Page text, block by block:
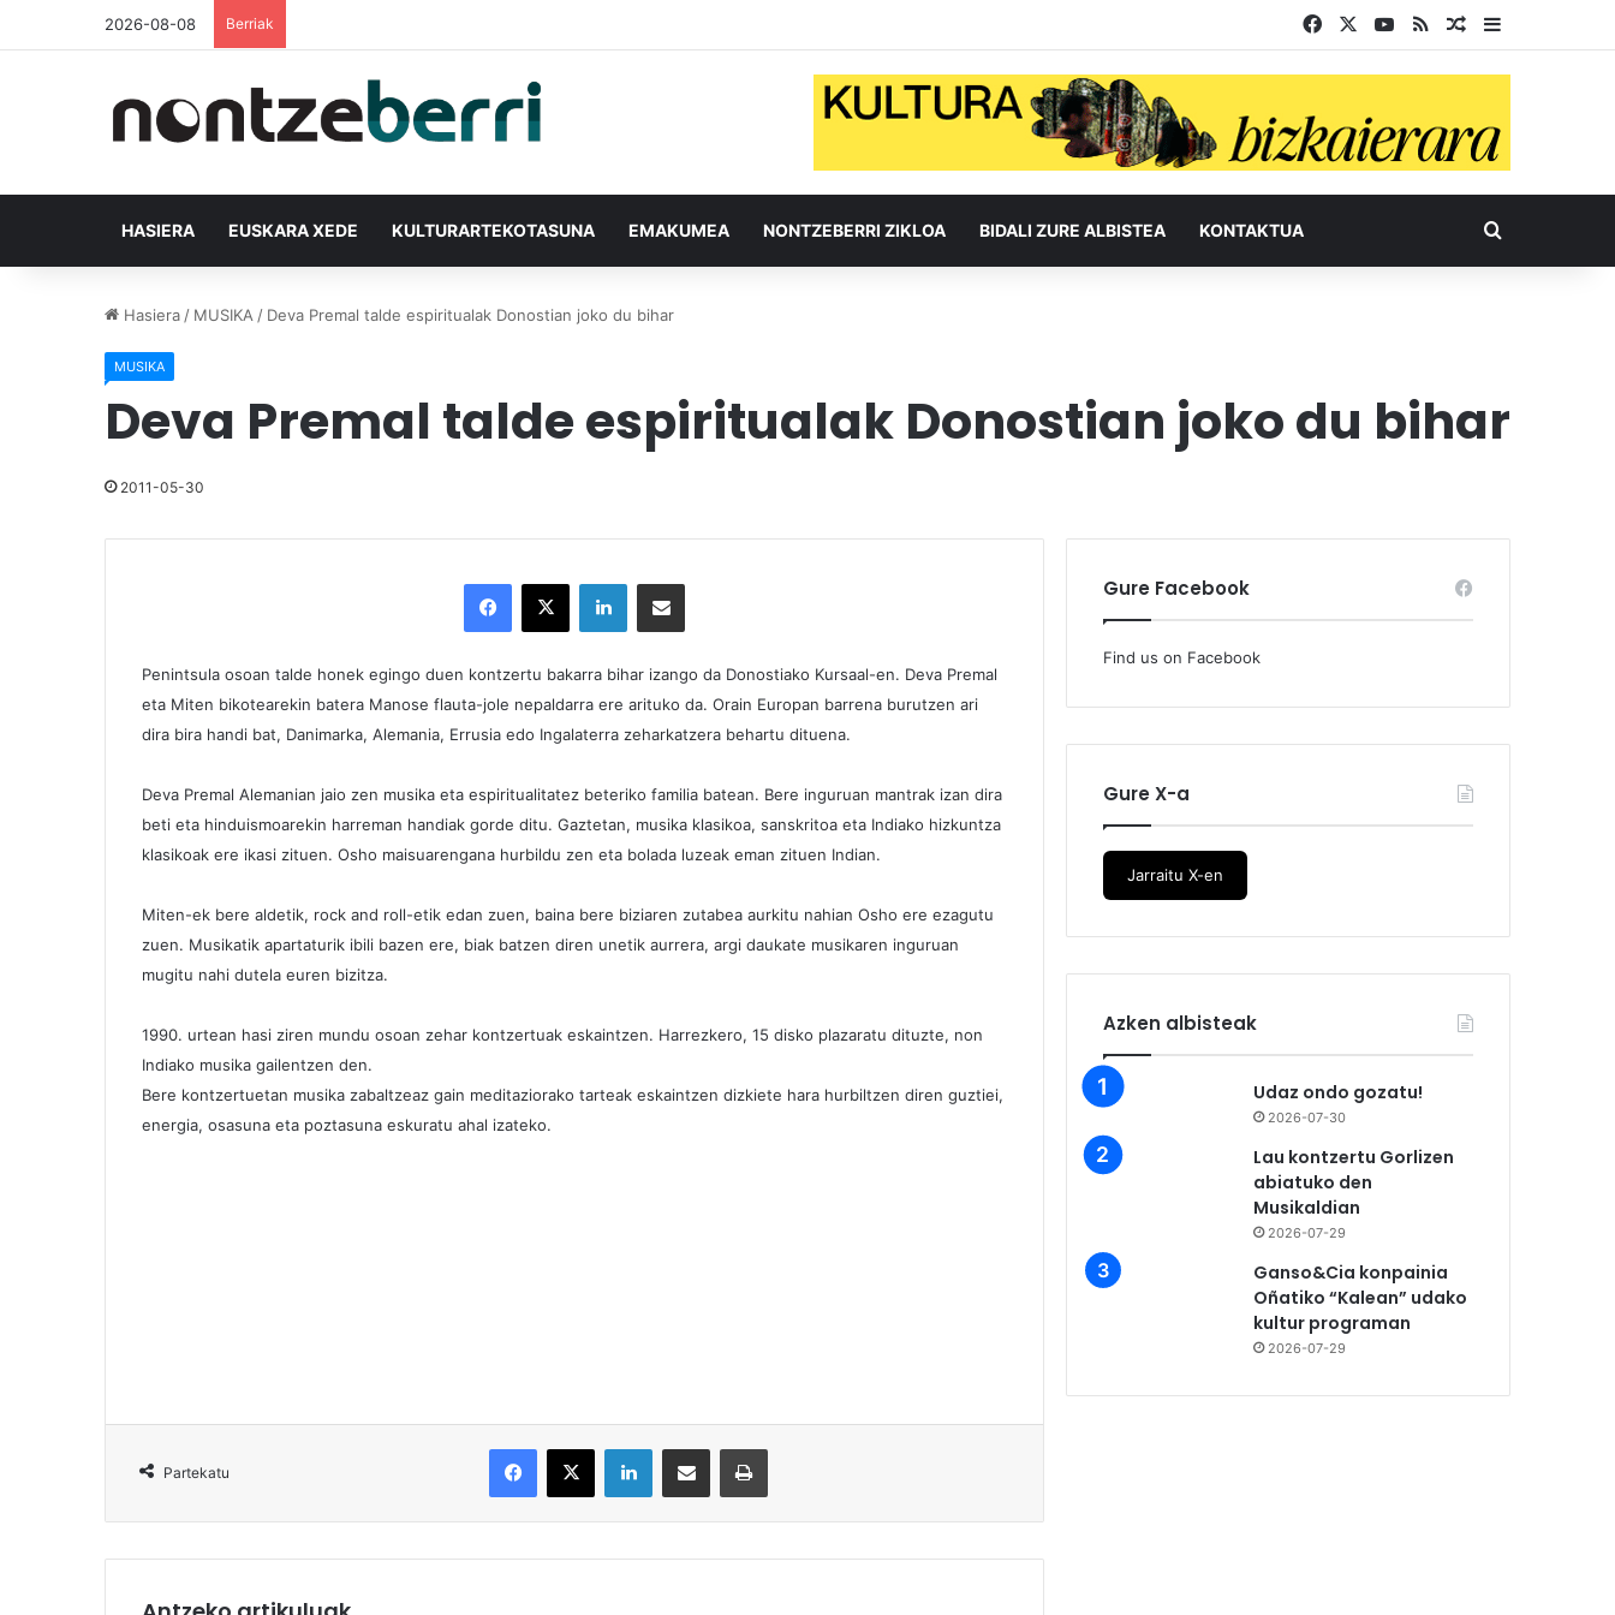
2026-08-08 Berriak Facebook YouTube
RSS Ausazko
HASIERA EUSKARA XEDE KULTURARTEKOTASUNA EMAKUMEA NONTZEBERRI ZIKLOA BIDALI ZURE ALBISTEA KONTAKTUA Bilatu
Hasiera / MUSIKA / Deva Premal talde espiritualak Donostian joko du bihar
MUSIKA
Deva Premal talde espiritualak Donostian joko du bihar
2011-05-30
Penintsula osoan talde honek egingo duen kontzertu bakarra bihar izango da Donostiako Kursaal-en. Deva Premal
eta Miten bikotearekin batera Manose flauta-jole nepaldarra ere arituko da. Orain Europan barrena burutzen ari
dira bira handi bat, Danimarka, Alemania, Errusia edo Ingalaterra zeharkatzera behartu dituena.
Deva Premal Alemanian jaio zen musika eta espiritualitatez beteriko familia batean. Bere inguruan mantrak izan dira
beti eta hinduismoarekin harreman handiak gorde ditu. Gaztetan, musika klasikoa, sanskritoa eta Indiako hizkuntza
klasikoak ere ikasi zituen. Osho maisuarengana hurbildu zen eta bolada luzeak eman zituen Indian.
Miten-ek bere aldetik, rock and roll-etik edan zuen, baina bere biziaren zutabea aurkitu nahian Osho ere ezagutu
zuen. Musikatik apartaturik ibili bazen ere, biak batzen diren unetik aurrera, argi daukate musikaren inguruan
mugitu nahi dutela euren bizitza.
1990. urtean hasi ziren mundu osoan zehar kontzertuak eskaintzen. Harrezkero, 15 disko plazaratu dituzte, non
Indiako musika gailentzen den.
Bere kontzertuetan musika zabaltzeaz gain meditaziorako tarteak eskaintzen dizkiete hara hurbiltzen diren guztiei,
energia, osasuna eta poztasuna eskuratu ahal izateko.
Partekatu
Gure Facebook
Find us on Facebook
Gure X-a
Jarraitu X-en
Azken albisteak
Udaz ondo gozatu!
2026-07-30
Lau kontzertu Gorlizen
abiatuko den
Musikaldian
2026-07-29
Ganso&Cia konpainia
Oñatiko “Kalean” udako
kultur programan
2026-07-29